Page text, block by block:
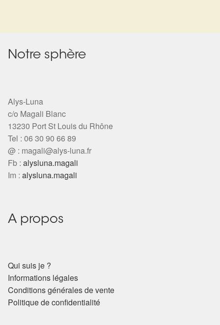
Ésotérisme : les pratiques spirituelles du monde invisible
Arts Divinatoires : Percez les Mystères de l’Invisible
Magie: Le Savoir des Sorcières
La roue de l’année
Notre sphère
Alys-Luna
c/o Magali Blanc
13230 Port St Louis du Rhône
Tel : 06 30 90 66 89
@ : magali@alys-luna.fr
Fb : alysluna.magali
Im : alysluna.magali
A propos
Qui suis je ?
Informations légales
Conditions générales de vente
Politique de confidentialité